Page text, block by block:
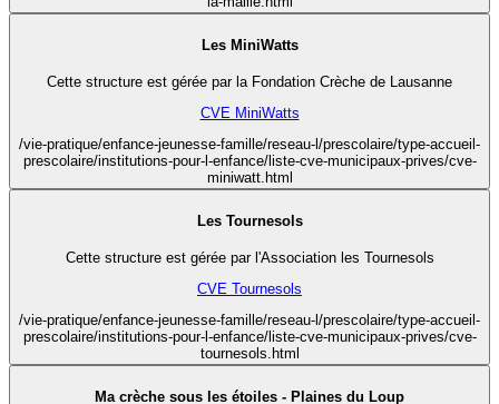
Les MiniWatts
Cette structure est gérée par la Fondation Crèche de Lausanne
CVE MiniWatts
/vie-pratique/enfance-jeunesse-famille/reseau-l/prescolaire/type-accueil-
prescolaire/institutions-pour-l-enfance/liste-cve-municipaux-prives/cve-
miniwatt.html
Les Tournesols
Cette structure est gérée par l'Association les Tournesols
CVE Tournesols
/vie-pratique/enfance-jeunesse-famille/reseau-l/prescolaire/type-accueil-
prescolaire/institutions-pour-l-enfance/liste-cve-municipaux-prives/cve-
tournesols.html
Ma crèche sous les étoiles - Plaines du Loup